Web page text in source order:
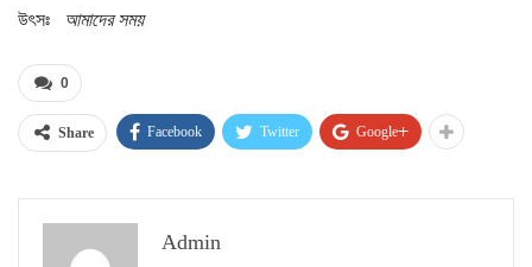
উৎসঃ
আমাদের সময়
0
Share Facebook Twitter Google+
Admin